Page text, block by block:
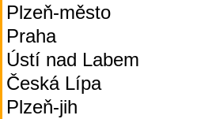
Plzeň-město
Praha
Ústí nad Labem
Česká Lípa
Plzeň-jih